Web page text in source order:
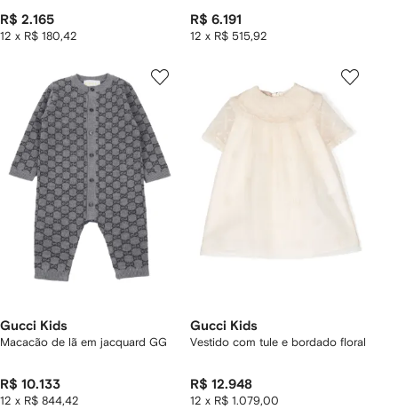
R$ 2.165
12 x R$ 180,42
R$ 6.191
12 x R$ 515,92
Gucci Kids
Macacão de lã em jacquard GG
R$ 10.133
12 x R$ 844,42
Gucci Kids
Vestido com tule e bordado floral
R$ 12.948
12 x R$ 1.079,00